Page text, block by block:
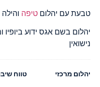
טבעת עם יהלום טיפה
יהלום בשם אגס ידוע
נישואין
יהלום מרכזי טווח